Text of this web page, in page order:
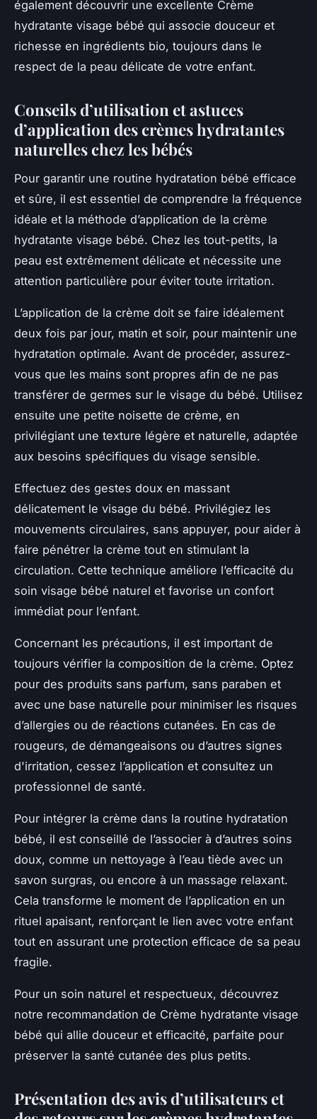
également découvrir une excellente Crème
hydratante visage bébé qui associe douceur et
richesse en ingrédients bio, toujours dans le
respect de la peau délicate de votre enfant.
Conseils d’utilisation et astuces
d’application des crèmes hydratantes
naturelles chez les bébés
Pour garantir une routine hydratation bébé efficace
et sûre, il est essentiel de comprendre la fréquence
idéale et la méthode d’application de la crème
hydratante visage bébé. Chez les tout-petits, la
peau est extrêmement délicate et nécessite une
attention particulière pour éviter toute irritation.
L’application de la crème doit se faire idéalement
deux fois par jour, matin et soir, pour maintenir une
hydratation optimale. Avant de procéder, assurez-
vous que les mains sont propres afin de ne pas
transférer de germes sur le visage du bébé. Utilisez
ensuite une petite noisette de crème, en
privilégiant une texture légère et naturelle, adaptée
aux besoins spécifiques du visage sensible.
Effectuez des gestes doux en massant
délicatement le visage du bébé. Privilégiez les
mouvements circulaires, sans appuyer, pour aider à
faire pénétrer la crème tout en stimulant la
circulation. Cette technique améliore l’efficacité du
soin visage bébé naturel et favorise un confort
immédiat pour l’enfant.
Concernant les précautions, il est important de
toujours vérifier la composition de la crème. Optez
pour des produits sans parfum, sans paraben et
avec une base naturelle pour minimiser les risques
d’allergies ou de réactions cutanées. En cas de
rougeurs, de démangeaisons ou d’autres signes
d'irritation, cessez l’application et consultez un
professionnel de santé.
Pour intégrer la crème dans la routine hydratation
bébé, il est conseillé de l’associer à d’autres soins
doux, comme un nettoyage à l’eau tiède avec un
savon surgras, ou encore à un massage relaxant.
Cela transforme le moment de l’application en un
rituel apaisant, renforçant le lien avec votre enfant
tout en assurant une protection efficace de sa peau
fragile.
Pour un soin naturel et respectueux, découvrez
notre recommandation de Crème hydratante visage
bébé qui allie douceur et efficacité, parfaite pour
préserver la santé cutanée des plus petits.
Présentation des avis d’utilisateurs et